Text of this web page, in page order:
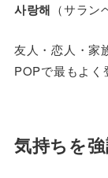
사랑해 （サラ
友人・恋人・家
POPで最もよく
気持ちを